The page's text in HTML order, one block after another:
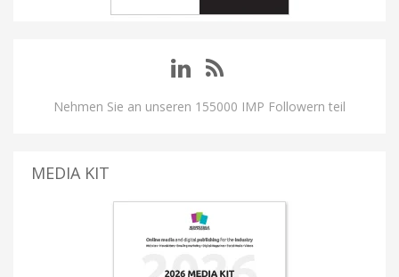
Nehmen Sie an unseren 155000 IMP Followern teil
MEDIA KIT